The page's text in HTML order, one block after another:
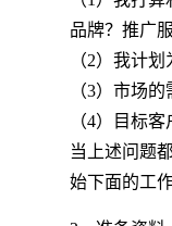
品牌？推广
（2）我计
（3）市场
（4）目标
当上述问题
始下面的工作